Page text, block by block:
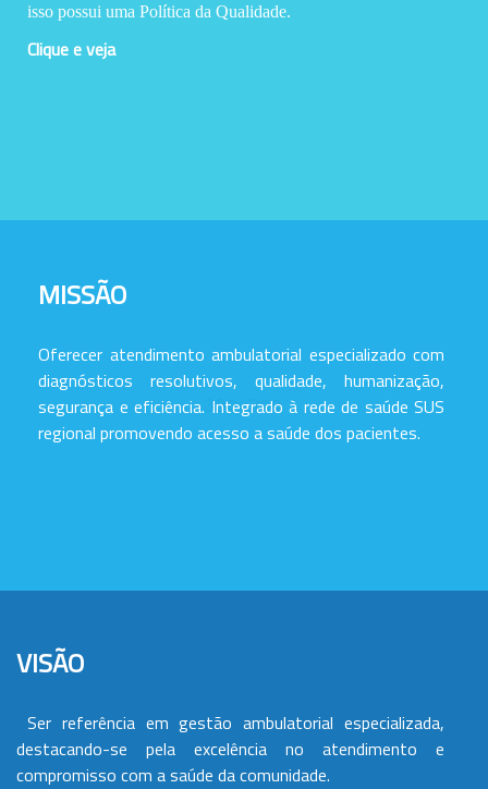
isso possui uma Política da Qualidade.
Clique e veja
MISSÃO
Oferecer atendimento ambulatorial especializado com
diagnósticos resolutivos, qualidade, humanização,
segurança e eficiência. Integrado à rede de saúde SUS
regional promovendo acesso a saúde dos pacientes.
VISÃO
Ser referência em gestão ambulatorial especializada,
destacando-se pela excelência no atendimento e
compromisso com a saúde da comunidade.